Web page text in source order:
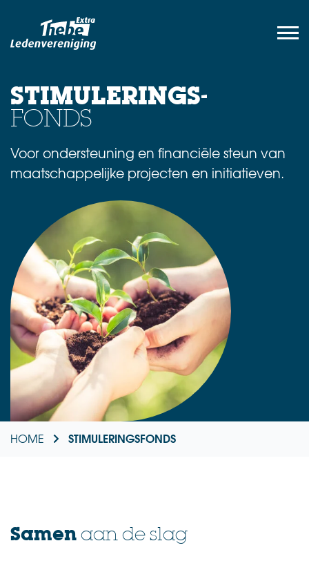
STIMULERINGS-
FONDS
Voor ondersteuning en financiële steun van
maatschappelijke projecten en initiatieven.
HOME STIMULERINGSFONDS
Samen aan de slag